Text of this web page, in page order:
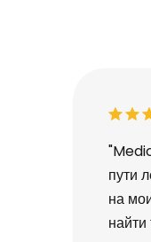
пути
на